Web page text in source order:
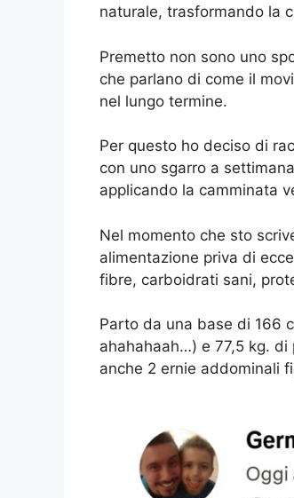
naturale, trasformando la
Premetto non sono uno
che parlano di come il
nel lungo termine.
Per questo ho deciso di
con uno sgarro a
applicando la camminata
Nel momento che sto
alimentazione priva di
fibre, carboidrati sani,
Parto da una base di 166
ahahahaah…) e 77,5 kg. di
anche 2 ernie addominali